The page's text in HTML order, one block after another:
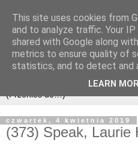
czwartek, 4 kwietnia 2019
(373) Speak, Laurie
This site uses cookies from
and to analyze traffic. Your
shared with Google along
metrics to ensure quality of
statistics, and to detect and
LEARN